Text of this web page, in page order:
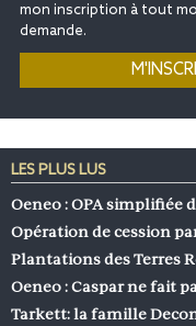
mon inscription à tout
demande.
LES PLUS LUS
Oeneo : OPA simplifiée
Opération de cession
Plantations des Terres
Oeneo : Caspar ne fait
Tarkett: la famille